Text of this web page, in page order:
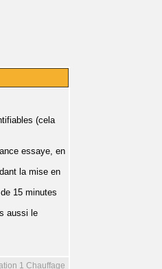
(cela
essaye, en
la mise en
15 minutes
aussi le
1 Chauffage